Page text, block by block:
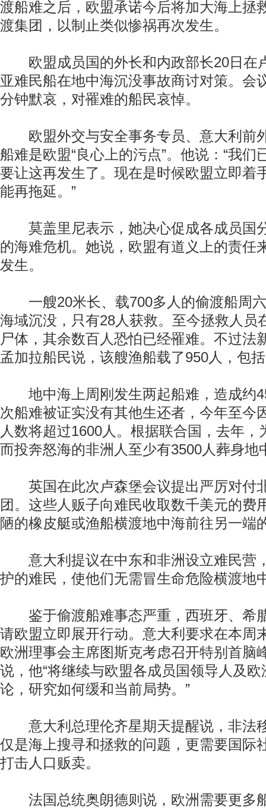
渡船难之后，欧盟承诺今后将加大海上拯
渡集团，以制止类似惨祸再次发生。
欧盟成员国的外长和内政部长20日在
亚难民船在地中海沉没事故商讨对策。会
分钟默哀，对罹难的船民哀悼。
欧盟外交与安全事务专员、意大利前
船难是欧盟“良心上的污点”。他说：“我们
要让这再发生了。现在是时候欧盟立即着
能再拖延。”
莫盖里尼表示，她决心促成各成员国
的海难危机。她说，欧盟有道义上的责任
发生。
一艘20米长、载700多人的偷渡船周六
海域沉没，只有28人获救。至今拯救人员
尸体，其余数百人恐怕已经罹难。不过法
孟加拉船民说，该艘渔船载了950人，包
地中海上周刚发生两起船难，造成约
次船难被证实没有其他生还者，今年至今
人数将超过1600人。根据联合国，去年，
而投奔怒海的非洲人至少有3500人葬身地
英国在此次卢森堡会议提出严厉对付
团。这些人贩子向难民收取数千美元的费
陋的橡皮艇或渔船横渡地中海前往另一端
意大利提议在中东和非洲设立难民营
护的难民，使他们无需冒生命危险横渡地
鉴于偷渡船难事态严重，西班牙、希
请欧盟立即展开行动。意大利要求在本周
欧洲理事会主席图斯克考虑召开特别首脑
说，他“将继续与欧盟各成员国领导人及
论，研究如何缓和当前局势。”
意大利总理伦齐星期天提醒说，非法
仅是海上搜寻和拯救的问题，更需要国际
打击人口贩卖。
法国总统奥朗德则说，欧洲需要更多
动物系恋人啊 | 钟欣潼体验爱情哲学 南